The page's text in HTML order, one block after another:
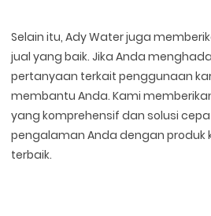
Selain itu, Ady Water juga
jual yang baik. Jika Anda
pertanyaan terkait penggunaan
membantu Anda. Kami
yang komprehensif dan solusi
pengalaman Anda dengan produk
terbaik.